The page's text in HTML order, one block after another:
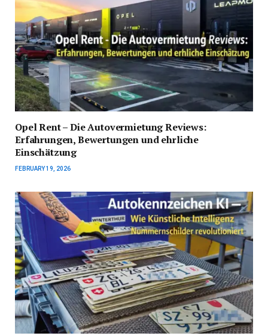
Opel Rent – Die Autovermietung Reviews:
Erfahrungen, Bewertungen und ehrliche
Einschätzung
FEBRUARY 19, 2026